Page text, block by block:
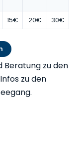
15€ 20€ 30€
Beratung zu den
zu den